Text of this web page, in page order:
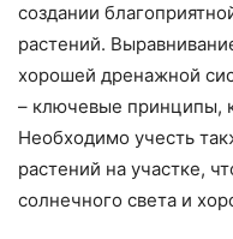
создании
растений.
хорошей дренажной
– ключевые принципы,
Необходимо учесть
растений на участке,
солнечного света и